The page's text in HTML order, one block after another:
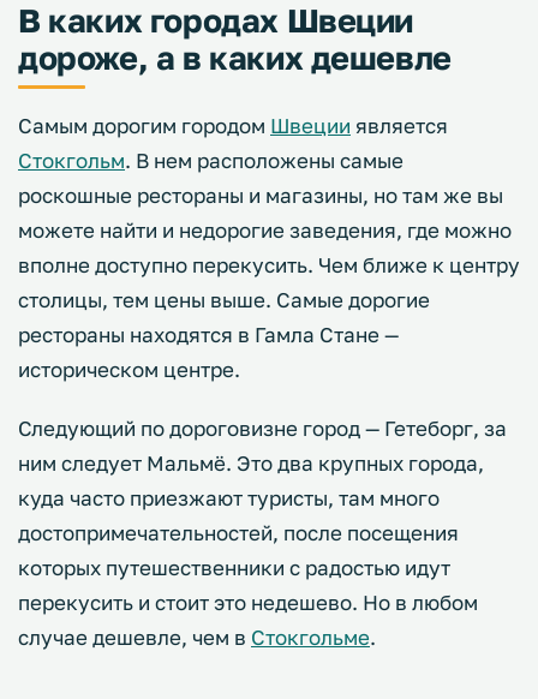
В каких городах Швеции
дороже, а в каких дешевле
Самым дорогим городом Швеции является
Стокгольм. В нем расположены самые
роскошные рестораны и магазины, но там же вы
можете найти и недорогие заведения, где можно
вполне доступно перекусить. Чем ближе к центру
столицы, тем цены выше. Самые дорогие
рестораны находятся в Гамла Стане —
историческом центре.
Следующий по дороговизне город — Гетеборг, за
ним следует Мальмё. Это два крупных города,
куда часто приезжают туристы, там много
достопримечательностей, после посещения
которых путешественники с радостью идут
перекусить и стоит это недешево. Но в любом
случае дешевле, чем в Стокгольме.